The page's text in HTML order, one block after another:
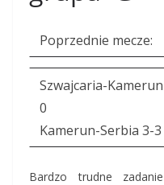
Poprzednie mecze:
Szwajcaria-
0
Kamerun-Serbia 3-3
Bardzo trudne